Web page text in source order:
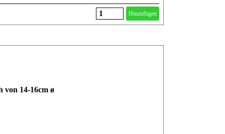
Hinzufügen
von 14-16cm ø